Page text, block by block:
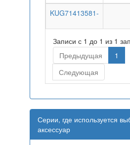
KUG71413581-
Записи с 1 до 1 из 1
Предыдущая
1
Следующая
Серии, где используется
аксессуар